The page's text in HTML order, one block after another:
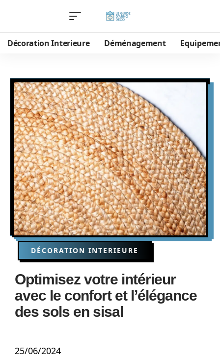
Décoration Interieure Déménagement
DÉCORATION INTERIEURE
Optimisez votre intérieur
avec le confort et l’élégance
des sols en sisal
25/06/2024